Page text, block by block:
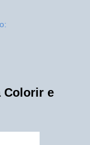
Colorir e